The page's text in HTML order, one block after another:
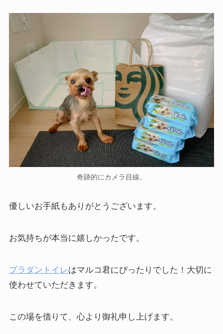
奇跡的にカメラ目線。
優しいお手紙もありがとうございます。
お気持ちが本当に嬉しかったです。
プラダントイレはマルコ君にぴったりでした！大切に
使わせていただきます。
この場を借りて、心より御礼申し上げます。